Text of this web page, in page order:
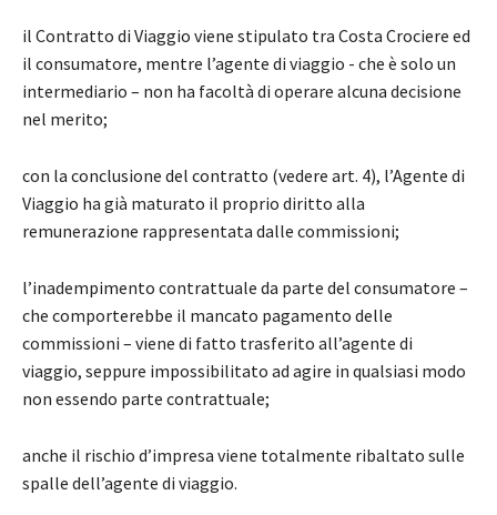
il Contratto di Viaggio viene stipulato tra Costa Crociere ed
il consumatore, mentre l’agente di viaggio - che è solo un
intermediario – non ha facoltà di operare alcuna decisione
nel merito;
con la conclusione del contratto (vedere art. 4), l’Agente di
Viaggio ha già maturato il proprio diritto alla
remunerazione rappresentata dalle commissioni;
l’inadempimento contrattuale da parte del consumatore –
che comporterebbe il mancato pagamento delle
commissioni – viene di fatto trasferito all’agente di
viaggio, seppure impossibilitato ad agire in qualsiasi modo
non essendo parte contrattuale;
anche il rischio d’impresa viene totalmente ribaltato sulle
spalle dell’agente di viaggio.